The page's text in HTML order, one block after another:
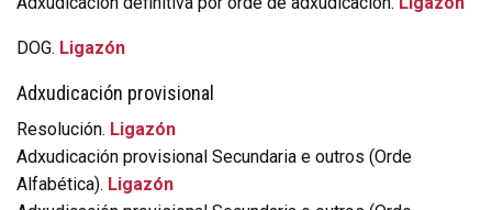
DOG. Ligazón
Adxudicación provisional
Resolución. Ligazón
Adxudicación provisional Secundaria e outros (Orde
Alfabética). Ligazón